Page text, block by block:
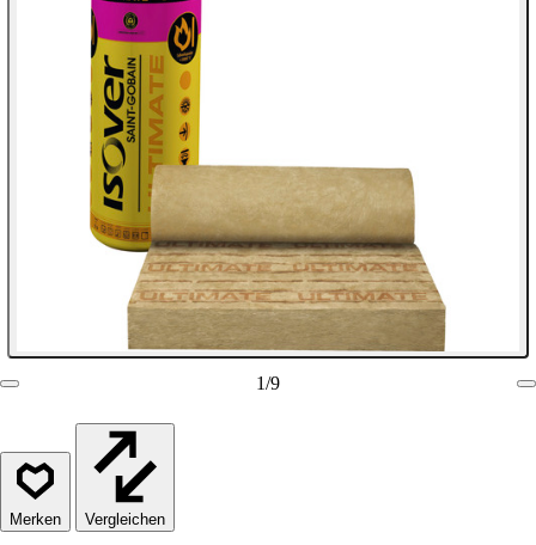
1/9
Vergleichen